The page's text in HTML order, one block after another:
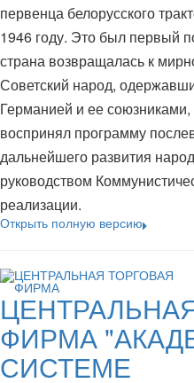
первенца белорусского
1946 году. Это был первый
страна возвращалась к
Советский народ,
Германией и ее
воспринял программу
дальнейшего развития
руководством
реализации.
Открыть полную версию
ФИРМА
СИСТЕМЕ